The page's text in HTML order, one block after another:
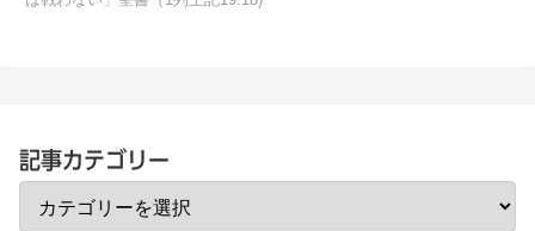
記事カテゴリー